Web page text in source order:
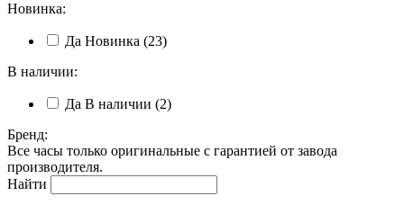
Новинка:
Да Новинка (23)
В наличии:
Да В наличии (2)
Бренд:
Все часы только оригинальные с гарантией от завода
производителя.
Найти